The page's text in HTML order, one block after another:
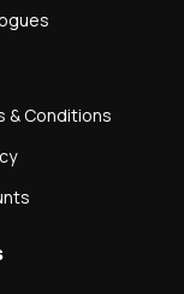
& Conditions